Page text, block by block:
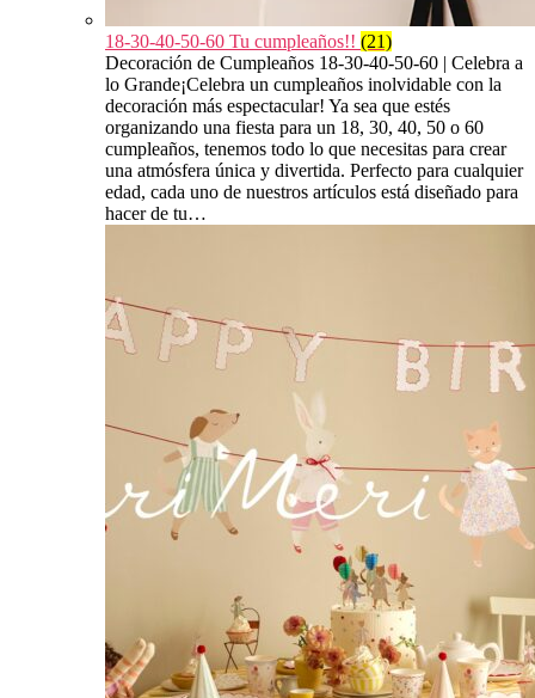
18-30-40-50-60 Tu cumpleaños!! (21)
Decoración de Cumpleaños 18-30-40-50-60 | Celebra a
lo Grande¡Celebra un cumpleaños inolvidable con la
decoración más espectacular! Ya sea que estés
organizando una fiesta para un 18, 30, 40, 50 o 60
cumpleaños, tenemos todo lo que necesitas para crear
una atmósfera única y divertida. Perfecto para cualquier
edad, cada uno de nuestros artículos está diseñado para
hacer de tu…